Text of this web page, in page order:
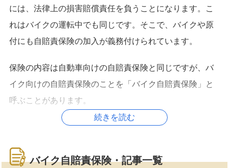
には、法律上の損害賠償責任を負うことになります。こ
れはバイクの運転中でも同じです。そこで、バイクや原
付にも自賠責保険の加入が義務付けられています。
保険の内容は自動車向けの自賠責保険と同じですが、バ
イク向けの自賠責保険のことを「バイク自賠責保険」と
呼ぶことがあります。
バイク自賠責保険でどんな備え
続きを読む
バイク自賠責保険・記事一覧